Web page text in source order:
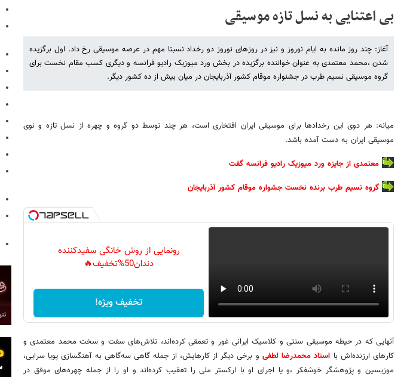
بی اعتنایی به نسل تازه موسیقی
آغاز: چند روز مانده به ایام نوروز و نیز در روزهای نوروز دو رخداد نسبتا مهم در عرصه موسیقی رخ داد. اول برگزیده
شدن ،محمد معتمدی به عنوان خواننده برگزیده در بخش ورد میوزیک رادیو فرانسه و دیگری کسب مقام نخست برای
گروه موسیقی نسیم طرب در جشنواره موقام کشور آذربایجان در میان بیش از ده کشور دیگر.
میانه: هر دوی این رخدادها برای موسیقی ایران افتخاری است، هر چند توسط دو گروه و چهره از نسل تازه و نوی
موسیقی ایران به دست آمده باشد.
معتمدی از جایزه ورد میوزیک رادیو فرانسه گفت
گروه نسیم طرب برنده نخست جشواره موقام کشور آذربایجان
رونمایی از روش خانگی سفیدکننده
دندان50%تخفیف🔥
تخفیف ویژه!
آنهایی که در حیطه موسیقی سنتی و کلاسیک ایرانی غور و تعمقی کرده‌­اند، تلاش‌­های سفت و سخت محمد معتمدی و
کارهای ارزنده­‌اش با استاد محمدرضا لطفی و برخی دیگر از کارهایش، از جمله گاهی سه­‌گاهی به آهنگسازی پویا سرایی،
موزیسین و پژوهشگر خوشفکر ،و یا اجرای او با ارکستر ملی را تعقیب کرده­‌اند و او را از جمله چهره­‌های موفق در